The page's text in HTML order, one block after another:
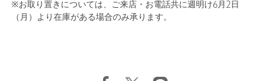
※お取り置きについては、ご来店・お電話共に週明け6月2日
（月）より在庫がある場合のみ承ります。